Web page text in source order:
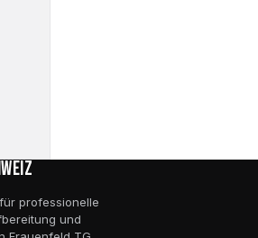
52.30
professionelle
und